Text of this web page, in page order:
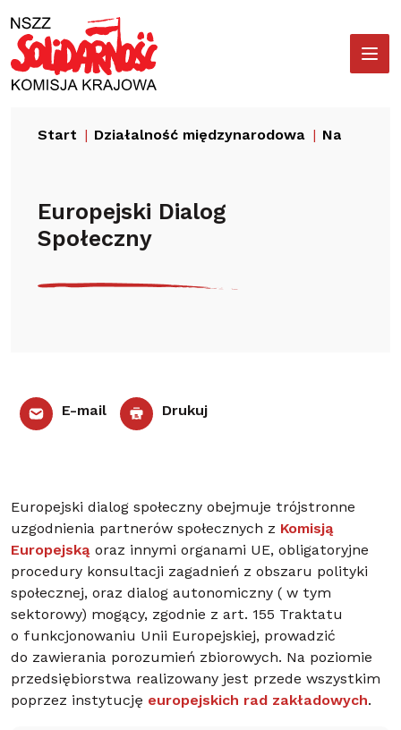
do
treści
Start Działalność międzynarodowa Nasza
Europejski Dialog
Społeczny
E-mail Drukuj
Europejski dialog społeczny obejmuje trójstronne
uzgodnienia partnerów społecznych z Komisją
Europejską oraz innymi organami UE, obligatoryjne
procedury konsultacji zagadnień z obszaru polityki
społecznej, oraz dialog autonomiczny ( w tym
sektorowy) mogący, zgodnie z art. 155 Traktatu
o funkcjonowaniu Unii Europejskiej, prowadzić
do zawierania porozumień zbiorowych. Na poziomie
przedsiębiorstwa realizowany jest przede wszystkim
poprzez instytucję europejskich rad zakładowych.